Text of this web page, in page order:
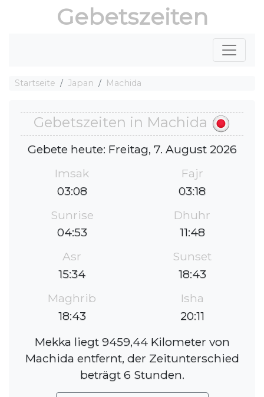
Gebetszeiten
Startseite Japan Machida
Gebetszeiten in Machida
Gebete heute: Freitag, 7. August 2026
Imsak
03:08
Fajr
03:18
Sunrise
04:53
Dhuhr
11:48
Asr
15:34
Sunset
18:43
Maghrib
18:43
Isha
20:11
Mekka liegt 9459,44 Kilometer von
Machida entfernt, der Zeitunterschied
beträgt 6 Stunden.